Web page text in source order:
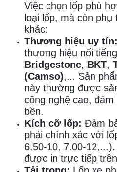
Việc chọn lốp phù
loại lốp, mà còn
khác:
Thương hiệu uy tín:
thương hiệu nổi
Bridgestone, BKT,
(Camso),... Sản
này thường được
công nghệ cao,
bền.
Kích cỡ lốp: Đảm
phải chính xác với
6.50-10, 7.00-
được in trực tiếp